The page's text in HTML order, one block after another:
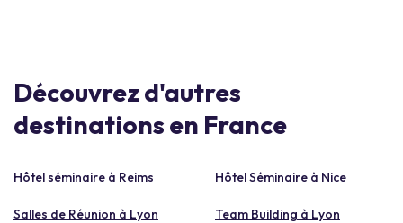
Découvrez d'autres
destinations en France
Hôtel séminaire à Reims Hôtel Séminaire à Nice
Salles de Réunion à Lyon Team Building à Lyon